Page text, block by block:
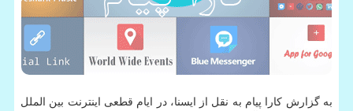
به گزارش كارا پیام به نقل از ایسنا، در ایام قطعی اینترنت بین الملل